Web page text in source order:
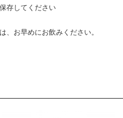
存してください
お早めにお飲みください。